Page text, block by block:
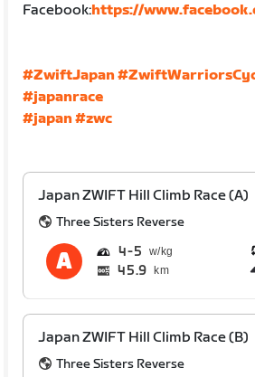
Facebook:https://
#ZwiftJapan
#japanrace
#japan#zwc
Japan ZWIFT Hill Climb Race (A)
Three Sisters Reverse
4 5
45.9 km
Japan ZWIFT Hill Climb Race (B)
Three Sisters Reverse